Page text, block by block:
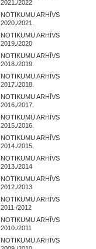
2021./2022
NOTIKUMU ARHĪVS
2020./2021.
NOTIKUMU ARHĪVS
2019./2020
NOTIKUMU ARHĪVS
2018./2019.
NOTIKUMU ARHĪVS
2017./2018.
NOTIKUMU ARHĪVS
2016./2017.
NOTIKUMU ARHĪVS
2015./2016.
NOTIKUMU ARHĪVS
2014./2015.
NOTIKUMU ARHĪVS
2013./2014
NOTIKUMU ARHĪVS
2012./2013
NOTIKUMU ARHĪVS
2011./2012
NOTIKUMU ARHĪVS
2010./2011
NOTIKUMU ARHĪVS